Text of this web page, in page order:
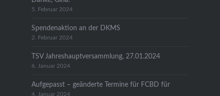
5. Februar 2024
Spendenaktion an der DKMS
2. Februar 2024
TSV Jahreshauptversammlung, 27.01.2024
6. Januar 2024
Aufgepasst – geänderte Termine für FCBD für
4. Januar 2024